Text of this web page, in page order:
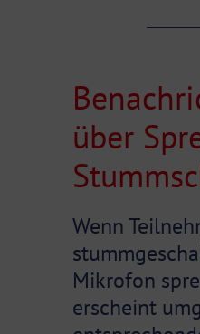
über
Wenn
Mikrofon
erscheint